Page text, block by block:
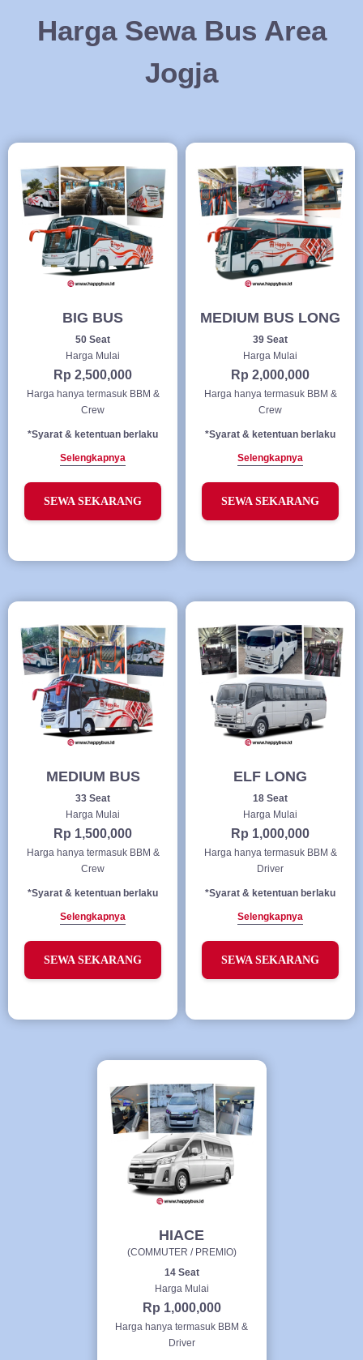
Harga Sewa Bus Area
Jogja
BIG BUS
50 Seat
Harga Mulai
Rp 2,500,000
Harga hanya termasuk BBM &
Crew
*Syarat & ketentuan berlaku
Selengkapnya
SEWA SEKARANG
MEDIUM BUS LONG
39 Seat
Harga Mulai
Rp 2,000,000
Harga hanya termasuk BBM &
Crew
*Syarat & ketentuan berlaku
Selengkapnya
SEWA SEKARANG
MEDIUM BUS
33 Seat
Harga Mulai
Rp 1,500,000
Harga hanya termasuk BBM &
Crew
*Syarat & ketentuan berlaku
Selengkapnya
SEWA SEKARANG
ELF LONG
18 Seat
Harga Mulai
Rp 1,000,000
Harga hanya termasuk BBM &
Driver
*Syarat & ketentuan berlaku
Selengkapnya
SEWA SEKARANG
HIACE
(COMMUTER / PREMIO)
14 Seat
Harga Mulai
Rp 1,000,000
Harga hanya termasuk BBM &
Driver